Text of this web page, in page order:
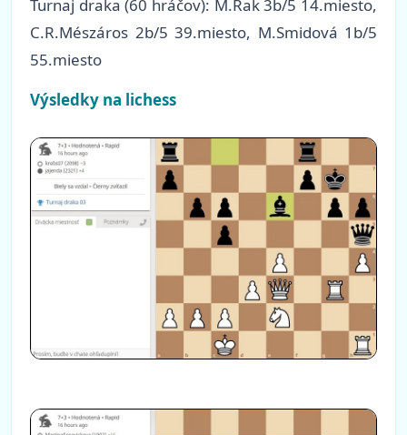
Turnaj draka(60 hráčov): M.Rak 3b/5 14.miesto,
C.R.Mészáros 2b/5 39.miesto, M.Smidová 1b/5
55.miesto
Výsledky na lichess